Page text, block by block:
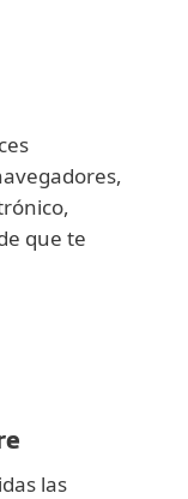
que te
las